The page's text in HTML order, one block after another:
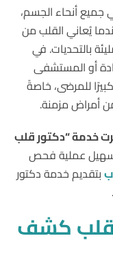
جميع أنحاء الجسم،
يُعاني القلب من
بالتحديات. في
أو المستشفى
للمرضى، خاصةً
أمراض مزمنة.
خدمة “دكتور قلب
عملية فحص
بتقديم خدمة دكتور
قلب كشف